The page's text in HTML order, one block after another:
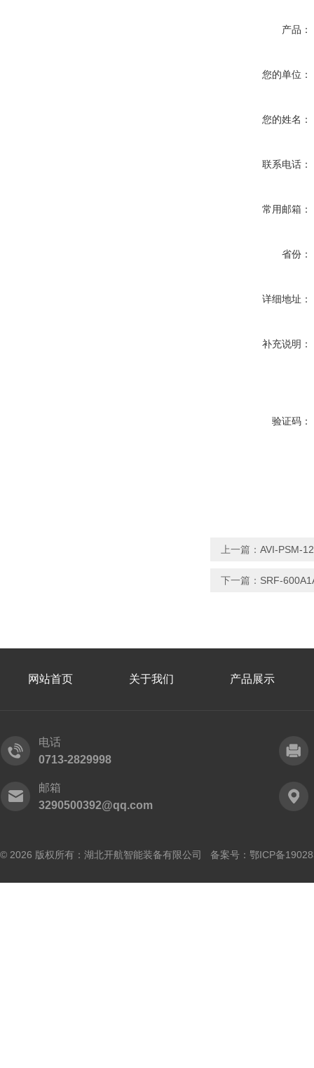
产品：
您的单位：
您的姓名：
联系电话：
常用邮箱：
省份：
详细地址：
补充说明：
验证码：
上一篇： AVI-PSM-
下一篇： SRF-
网站首页 关于我们 产品展示
电话
0713-2829998
邮箱
3290500392@qq.com
© 2026 版权所有：湖北开航智能装备有限公司 备案号： 鄂ICP备